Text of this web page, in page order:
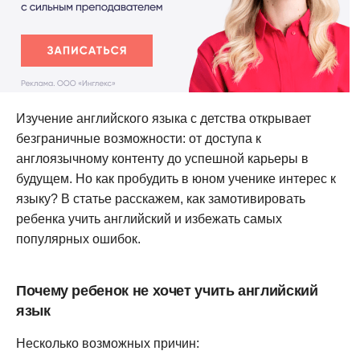
Изучение английского языка с детства открывает
безграничные возможности: от доступа к
англоязычному контенту до успешной карьеры в
будущем. Но как пробудить в юном ученике интерес к
языку? В статье расскажем, как замотивировать
ребенка учить английский и избежать самых
популярных ошибок.
Почему ребенок не хочет учить английский
язык
Несколько возможных причин: